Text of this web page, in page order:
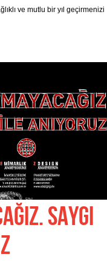
ve mutlu bir yıl geçirmenizi
SAYGI